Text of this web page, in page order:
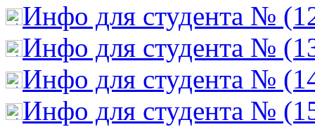
Инфо для студента №
Инфо для студента №
Инфо для студента №
Инфо для студента №